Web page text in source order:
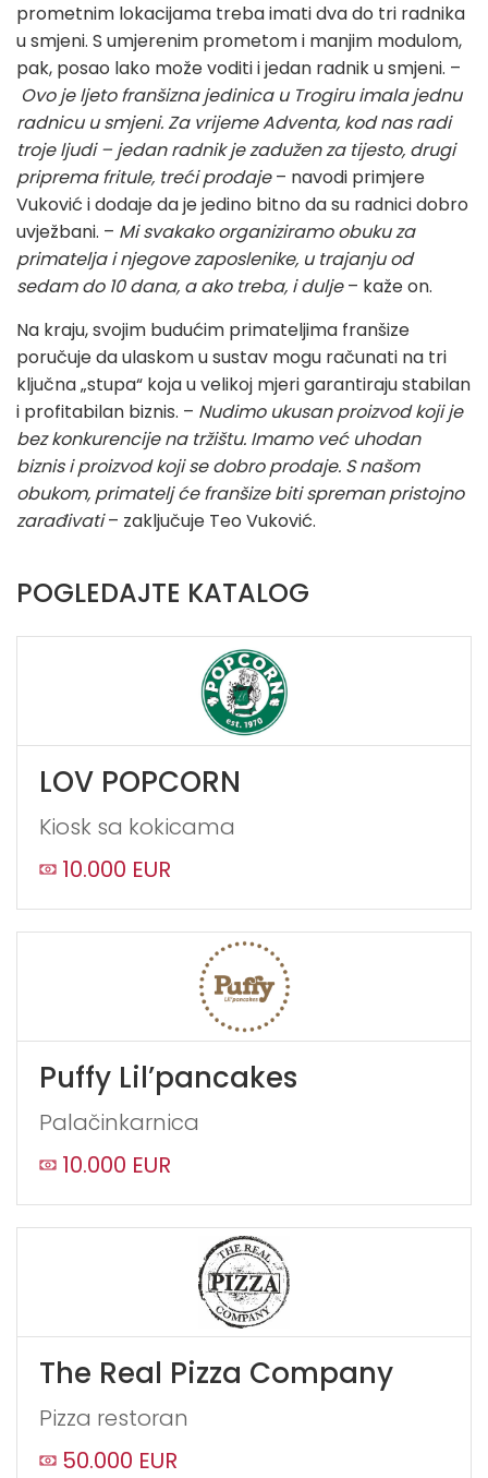
prometnim lokacijama treba imati dva do tri radnika
u smjeni. S umjerenim prometom i manjim modulom,
pak, posao lako može voditi i jedan radnik u smjeni. –
Ovo je ljeto franšizna jedinica u Trogiru imala jednu
radnicu u smjeni. Za vrijeme Adventa, kod nas radi
troje ljudi – jedan radnik je zadužen za tijesto, drugi
priprema fritule, treći prodaje– navodi primjere
Vuković i dodaje da je jedino bitno da su radnici dobro
uvježbani. – Mi svakako organiziramo obuku za
primatelja i njegove zaposlenike, u trajanju od
sedam do 10 dana, a ako treba, i dulje– kaže on.
Na kraju, svojim budućim primateljima franšize
poručuje da ulaskom u sustav mogu računati na tri
ključna „stupa“ koja u velikoj mjeri garantiraju stabilan
i profitabilan biznis. – Nudimo ukusan proizvod koji je
bez konkurencije na tržištu. Imamo već uhodan
biznis i proizvod koji se dobro prodaje. S našom
obukom, primatelj će franšize biti spreman pristojno
zarađivati– zaključuje Teo Vuković.
POGLEDAJTE KATALOG
LOV POPCORN
Kiosk sa kokicama
10.000 EUR
Puffy Lil’pancakes
Palačinkarnica
10.000 EUR
The Real Pizza Company
Pizza restoran
50.000 EUR